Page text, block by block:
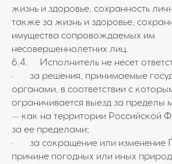
жизнь и здоровье, сохранность
также за жизнь и здоровье,
имущества сопровождаемых им
несовершеннолетних лиц.
6.4. Исполнитель не несет
· за решения, принимаемые
органами, в соответствии с
ограничивается выезд за пределы
– как на территории Российской
за ее пределами;
· за сокращение или изменение
причине погодных или иных